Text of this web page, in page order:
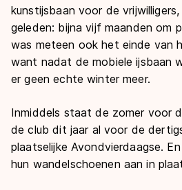
kunstijsbaan voor de
geleden: bijna vijf maanden om
was meteen ook het einde van
want nadat de mobiele ijsbaan
er geen echte winter meer.
Inmiddels staat de zomer voor
de club dit jaar al voor de
plaatselijke Avondvierdaagse.
hun wandelschoenen aan in